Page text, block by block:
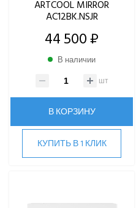
ARTCOOL MIRROR
AC12BK.NSJR
44 500 ₽
В наличии
шт
В КОРЗИНУ
КУПИТЬ В 1 КЛИК